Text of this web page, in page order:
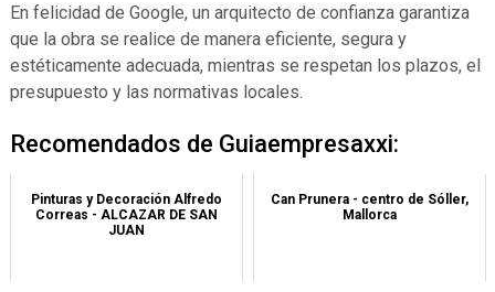
En felicidad de Google, un arquitecto de confianza garantiza
que la obra se realice de manera eficiente, segura y
estéticamente adecuada, mientras se respetan los plazos, el
presupuesto y las normativas locales.
Recomendados de Guiaempresaxxi:
Pinturas y Decoración Alfredo
Correas - ALCAZAR DE SAN
JUAN
Can Prunera - centro de Sóller,
Mallorca